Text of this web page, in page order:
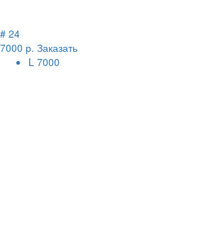
# 24
7000 р. Заказать
L 7000